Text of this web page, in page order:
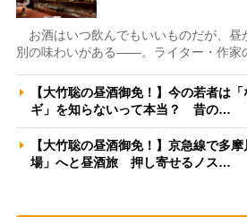
お酒はいつ飲んでもいいものだが、昼
別の味わいがある――。ライター・作家
【大竹聡の昼酒御免！】今の若者は
ギ」を知らないって本当？ 昔の…
【大竹聡の昼酒御免！】京急線で多
場」へと昼酒旅 押し寄せるノス…